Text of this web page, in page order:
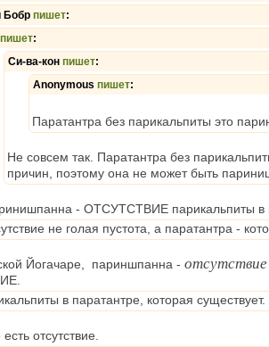
Бобр пишет:
пишет:
Си-ва-кон пишет:
Anonymous пишет:
Паратантра без парикальпиты это
Не совсем так. Паратантра без
причин, поэтому она не может быть
- ОТСУТСТВИЕ парикальпиты в
не голая пустота, а паратантра -
Йогачаре, париншпанна - отсутствие
в паратантре, которая существует.
отсутствие.